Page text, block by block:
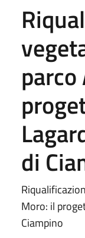
di
Moro: il
Ciampino